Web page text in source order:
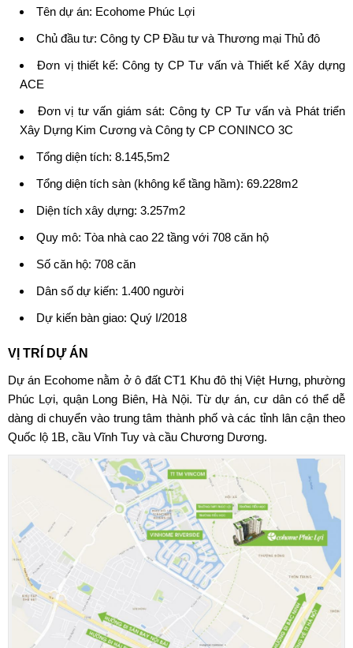
Tên dự án: Ecohome Phúc Lợi
Chủ đầu tư: Công ty CP Đầu tư và Thương mại Thủ đô
Đơn vị thiết kế: Công ty CP Tư vấn và Thiết kế Xây dựng
ACE
Đơn vị tư vấn giám sát: Công ty CP Tư vấn và Phát triển
Xây Dựng Kim Cương và Công ty CP CONINCO 3C
Tổng diện tích: 8.145,5m2
Tổng diện tích sàn (không kể tầng hầm): 69.228m2
Diện tích xây dựng: 3.257m2
Quy mô: Tòa nhà cao 22 tầng với 708 căn hộ
Số căn hộ: 708 căn
Dân số dự kiến: 1.400 người
Dự kiến bàn giao: Quý I/2018
VỊ TRÍ DỰ ÁN
Dự án Ecohomenằm ở ô đất CT1 Khu đô thị Việt Hưng, phường
Phúc Lợi, quận Long Biên, Hà Nội. Từ dự án, cư dân có thể dễ
dàng di chuyển vào trung tâm thành phố và các tỉnh lân cận theo
Quốc lộ 1B, cầu Vĩnh Tuy và cầu Chương Dương.